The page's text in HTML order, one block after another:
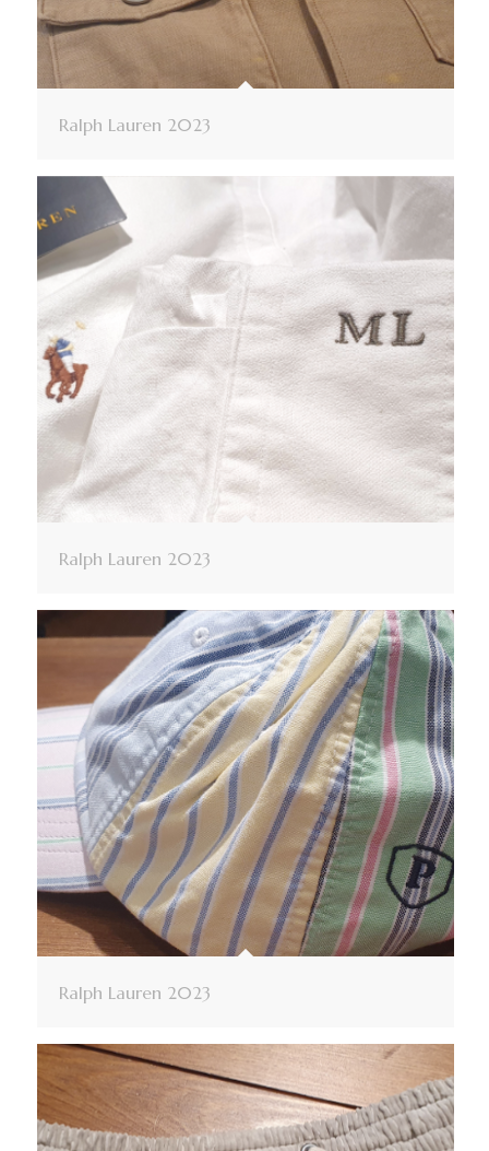
Ralph Lauren 2023
Ralph Lauren 2023
Ralph Lauren 2023